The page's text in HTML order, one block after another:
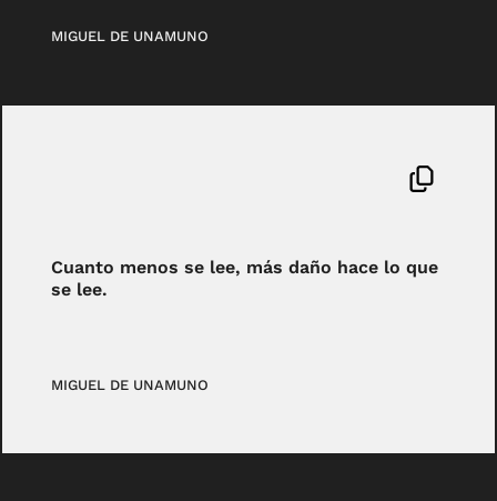
MIGUEL DE UNAMUNO
Cuanto menos se lee, más daño hace lo que
se lee.
MIGUEL DE UNAMUNO